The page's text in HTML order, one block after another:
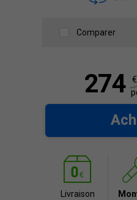
Comparer
274
€
Livraison